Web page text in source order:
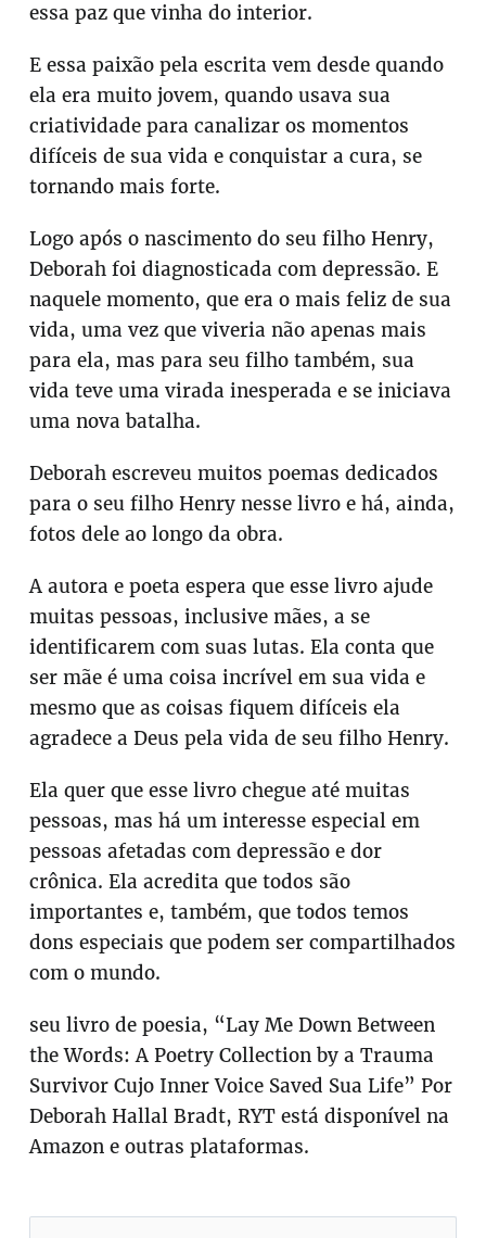
essa paz que vinha do interior.
E essa paixão pela escrita vem desde quando
ela era muito jovem, quando usava sua
criatividade para canalizar os momentos
difíceis de sua vida e conquistar a cura, se
tornando mais forte.
Logo após o nascimento do seu filho Henry,
Deborah foi diagnosticada com depressão. E
naquele momento, que era o mais feliz de sua
vida, uma vez que viveria não apenas mais
para ela, mas para seu filho também, sua
vida teve uma virada inesperada e se iniciava
uma nova batalha.
Deborah escreveu muitos poemas dedicados
para o seu filho Henry nesse livro e há, ainda,
fotos dele ao longo da obra.
A autora e poeta espera que esse livro ajude
muitas pessoas, inclusive mães, a se
identificarem com suas lutas. Ela conta que
ser mãe é uma coisa incrível em sua vida e
mesmo que as coisas fiquem difíceis ela
agradece a Deus pela vida de seu filho Henry.
Ela quer que esse livro chegue até muitas
pessoas, mas há um interesse especial em
pessoas afetadas com depressão e dor
crônica. Ela acredita que todos são
importantes e, também, que todos temos
dons especiais que podem ser compartilhados
com o mundo.
seu livro de poesia, “Lay Me Down Between
the Words: A Poetry Collection by a Trauma
Survivor Cujo Inner Voice Saved Sua Life” Por
Deborah Hallal Bradt, RYT está disponível na
Amazon e outras plataformas.